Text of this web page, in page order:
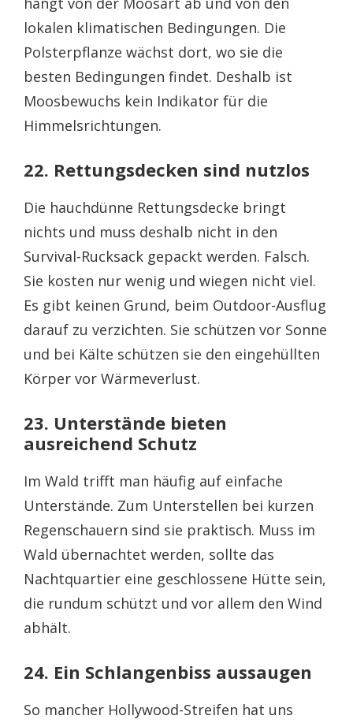
lokalen klimatischen Bedingungen. Die
Polsterpflanze wächst dort, wo sie die
besten Bedingungen findet. Deshalb ist
Moosbewuchs kein Indikator für die
Himmelsrichtungen.
22. Rettungsdecken sind nutzlos
Die hauchdünne Rettungsdecke bringt
nichts und muss deshalb nicht in den
Survival-Rucksack gepackt werden. Falsch.
Sie kosten nur wenig und wiegen nicht viel.
Es gibt keinen Grund, beim Outdoor-Ausflug
darauf zu verzichten. Sie schützen vor Sonne
und bei Kälte schützen sie den eingehüllten
Körper vor Wärmeverlust.
23. Unterstände bieten
ausreichend Schutz
Im Wald trifft man häufig auf einfache
Unterstände. Zum Unterstellen bei kurzen
Regenschauern sind sie praktisch. Muss im
Wald übernachtet werden, sollte das
Nachtquartier eine geschlossene Hütte sein,
die rundum schützt und vor allem den Wind
abhält.
24. Ein Schlangenbiss aussaugen
So mancher Hollywood-Streifen hat uns